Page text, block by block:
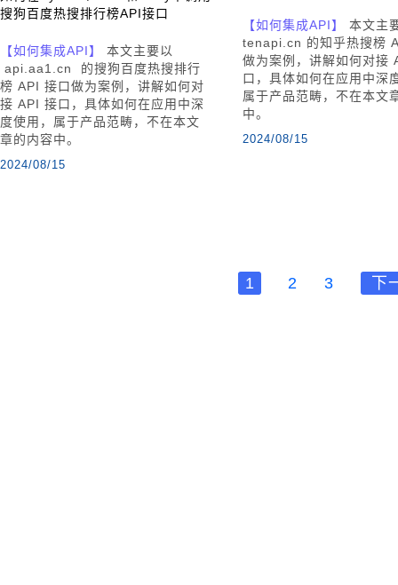
搜狗百度热搜排行榜API接口
【如何集成API】
本文主要以
api.aa1.cn 的搜狗百度热搜排行
榜 API 接口做为案例，讲解如何对
接 API 接口，具体如何在应用中深
度使用，属于产品范畴，不在本文
章的内容中。
2024/08/15
【如何集成API】
本文主
tenapi.cn 的知乎热搜榜
做为案例，讲解如何对接
口，具体如何在应用中深
属于产品范畴，不在本文
中。
2024/08/15
1 2 3 下